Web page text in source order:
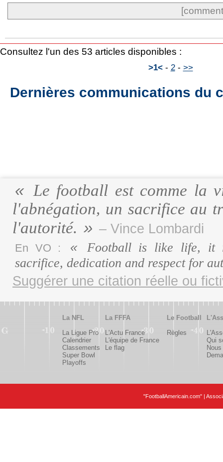
Consultez l'un des 53 articles disponibles :
>1<- 2- >>
Dernières communications du
Le football est comme la
l'abnégation, un sacrifice au
l'autorité.
– Vince Lombardi
En VO :
Football is like life, it
sacrifice, dedication and respect for
Suggérer une citation réelle ou
La NFL
La Ligue Pro
Calendrier
Classements
Super Bowl
Playoffs
La FFFA
L'Actu France
L'équipe de France
Le flag
Le Football
Règles
Qui
"FootballAmericain.com" |